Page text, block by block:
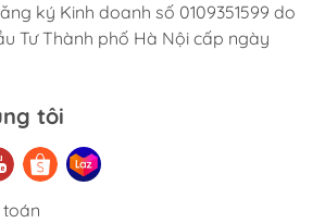
ký Kinh doanh số 0109351599 do
Tư Thành phố Hà Nội cấp ngày
tôi
toán